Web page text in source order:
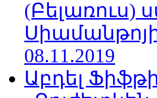
(Բելառուս)
08.11.2019
Աբդել